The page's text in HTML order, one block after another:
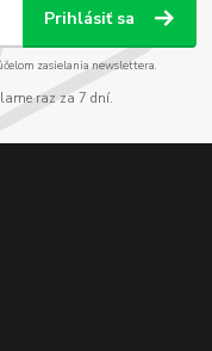
Prihlásiť sa
zasielania newslettera.
raz za 7 dní.